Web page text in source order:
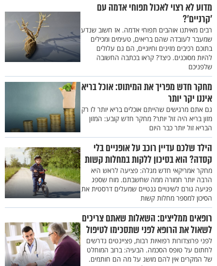
מדוע לא רצוי לאכול תפוחי אדמה עם
’קרניים’?
רבים מאיתנו אוהבים תפוחי אדמה. אז חשוב שנדע
שמעבר לעובדה שהם בריאים, טעימים ומכילים
בתוכם רכיבים מזינים וחיוניים, הם גם עלולים
להיות מסוכנים. כיצד? קראו בכתבה החשובה
שלפניכם
מחקר חדש מפריך את המיתוס: אוכל בריא
איננו יקר יותר
גם אתם מרגישים שהייתם אוכלים בריא יותר לו רק
מזון בריא היה זול יותר? מחקר חדש קובע: המזון
הבריא זול יותר כבר היום
הילד שלכם עדיין רוכב על אופניים בלי
קסדה? הוא בסיכון ללקות במחלות קשות
מחקר אמריקאי חדש מגלה: פציעה לראש היא
הרבה יותר חמורה ממה שחשבתם. מוח שספג
פגיעה גורם לשינויים גנטיים שמעלים דרסטית את
הסיכון למספר מחלות קשות
רופאים ממליצים: השאלות שאתם צריכים
לשאול את הרופא לפני שתסכימו לטיפול
לפני פרוצדורות רפואיות רבות, פציינטים נדרשים
לחתום על טופס הסכמה. הבעיה: ברוב המוחלט
של המקרים אין להם מושג על מה הם חותמים.